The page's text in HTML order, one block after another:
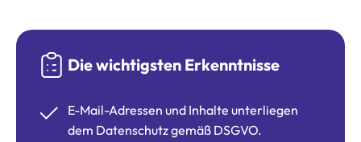
Die wichtigsten Erkenntnisse
E-Mail-Adressen und Inhalte unterliegen
dem Datenschutz gemäß DSGVO.